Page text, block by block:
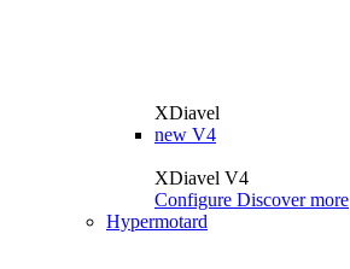
XDiavel
new V4
XDiavel V4
Configure Discover more
Hypermotard